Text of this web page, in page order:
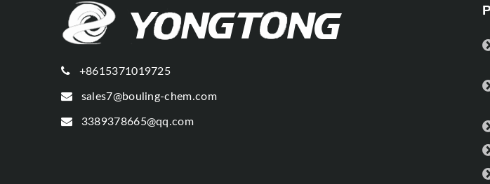
+8615371019725
sales7@bouling-chem.com
3389378665@qq.com